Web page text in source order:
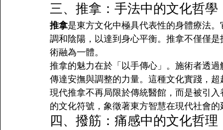
三、推拿：手法中的文化哲學
推拿是東方文化中極具代表性的身體療法
調和陰陽，以達到身心平衡。推拿不僅僅
術融為一體。
推拿的魅力在於「以手傳心」。施術者透
傳達安撫與調整的力量。這種文化實踐，
現代推拿不再局限於傳統醫館，而是被引
的文化符號，象徵著東方智慧在現代社會
四、撥筋：痛感中的文化哲理